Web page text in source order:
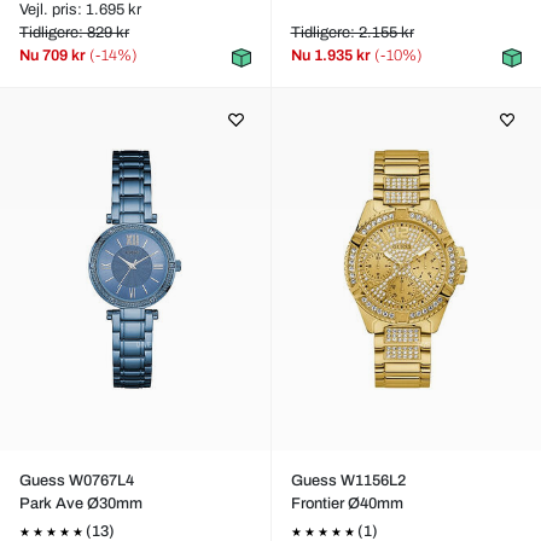
Vejl. pris: 1.695 kr
Tidligere: 829 kr
Nu 709 kr (-14%)
Tidligere: 2.155 kr
Nu 1.935 kr (-10%)
Guess W0767L4
Park Ave Ø30mm
(13)
Guess W1156L2
Frontier Ø40mm
(1)